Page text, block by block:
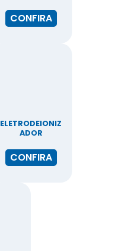
CONFIRA
ELETRODEIONIZ
ADOR
CONFIRA